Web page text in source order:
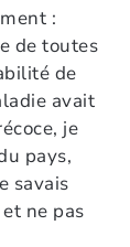
:
de toutes
de
avait
je
pays,
savais
ne pas